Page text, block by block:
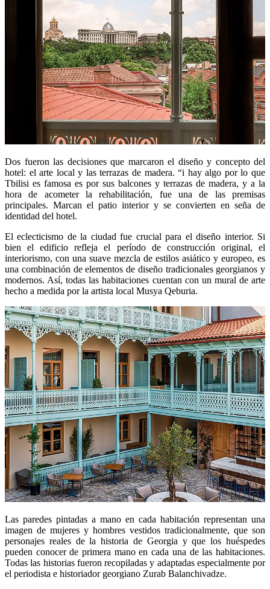
Dos fueron las decisiones que marcaron el diseño y concepto del
hotel: el arte local y las terrazas de madera. “i hay algo por lo que
Tbilisi es famosa es por sus balcones y terrazas de madera, y a la
hora de acometer la rehabilitación, fue una de las premisas
principales. Marcan el patio interior y se convierten en seña de
identidad del hotel.
El eclecticismo de la ciudad fue crucial para el diseño interior. Si
bien el edificio refleja el período de construcción original, el
interiorismo, con una suave mezcla de estilos asiático y europeo, es
una combinación de elementos de diseño tradicionales georgianos y
modernos. Así, todas las habitaciones cuentan con un mural de arte
hecho a medida por la artista local Musya Qeburia.
Las paredes pintadas a mano en cada habitación representan una
imagen de mujeres y hombres vestidos tradicionalmente, que son
personajes reales de la historia de Georgia y que los huéspedes
pueden conocer de primera mano en cada una de las habitaciones.
Todas las historias fueron recopiladas y adaptadas especialmente por
el periodista e historiador georgiano Zurab Balanchivadze.